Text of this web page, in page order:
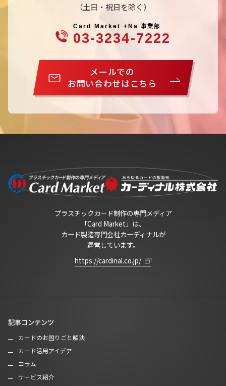
（土日・祝日を除く）
Card Market +Na事業部
03-3234-7222
メールでの
お問い合わせはこちら
プラスチックカード制作の専門メディア
「Card Market」は、
カード製造専門会社カーディナルが
運営しています。
https://cardinal.co.jp/
記事コンテンツ
カードのお困りごと解決
カード活用アイデア
コラム
サービス紹介